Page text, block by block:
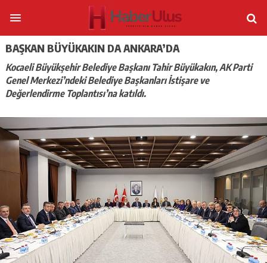
BAŞKAN BÜYÜKAKIN DA ANKARA’DA
Kocaeli Büyükşehir Belediye Başkanı Tahir Büyükakın, AK Parti
Genel Merkezi’ndeki Belediye Başkanları İstişare ve
Değerlendirme Toplantısı’na katıldı.